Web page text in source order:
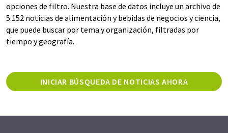
opciones de filtro. Nuestra base de datos incluye un archivo de
5.152 noticias de alimentación y bebidas de negocios y ciencia,
que puede buscar por tema y organización, filtradas por
tiempo y geografía.
INICIAR BÚSQUEDA DE NOTICIAS AHORA